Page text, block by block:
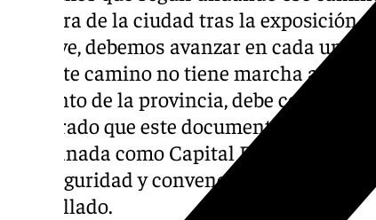
regidora de la ciudad tras la exposición.
es clave, debemos avanzar en cada una
que este camino no tiene marcha atrás,
conjunto de la provincia, debe
asegurado que este documento «es el
de Granada como Capital Europea de la
con seguridad y convencimiento. Es un
apostillado.